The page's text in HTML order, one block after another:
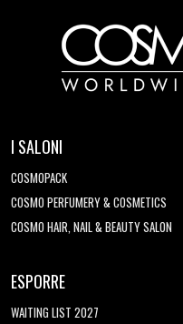
I SALONI
COSMOPACK
COSMO PERFUMERY & COSMETICS
COSMO HAIR, NAIL & BEAUTY SALON
ESPORRE
WAITING LIST 2027